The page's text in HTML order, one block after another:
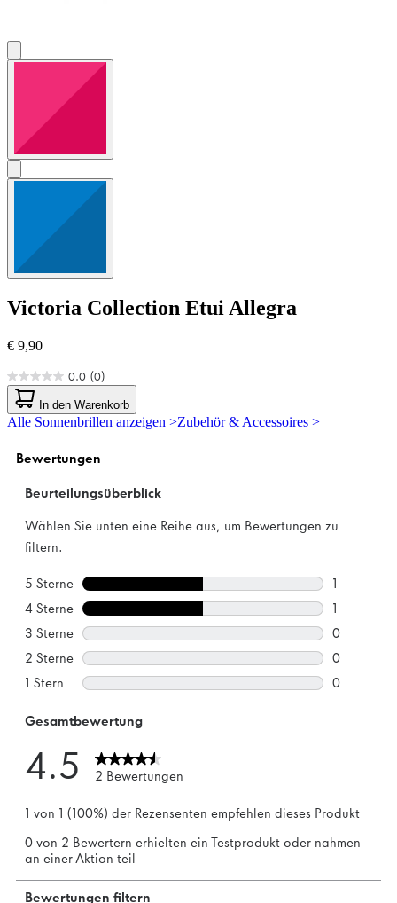
Victoria Collection Etui Allegra
€ 9,90
0.0 (0)
0.0
von
5
Sternen.
In den Warenkorb
Alle Sonnenbrillen anzeigen >Zubehör & Accessoires >